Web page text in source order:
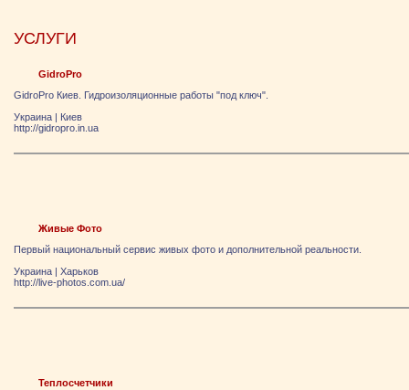
УСЛУГИ
GidroPro
GidroPro Киев. Гидроизоляционные работы "под ключ".
Украина | Киев
http://gidropro.in.ua
Живые Фото
Первый национальный сервис живых фото и дополнительной реальности.
Украина | Харьков
http://live-photos.com.ua/
Теплосчетчики